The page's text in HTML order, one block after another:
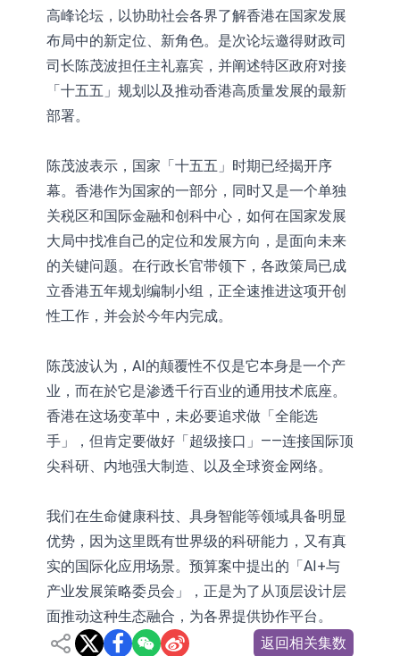
际(00496.HK)跌22.40%，九福来
(08611.HK)跌21.01%
【异动股】港股涨幅榜前十，拿森科
技(02261.HK)涨+75.05%，辰兴发展
(02286.HK)涨+64.91%
神火股份：新疆神火铝水转化率已
100%
【异动股】焦炭Ⅲ板块下挫，陕西黑
采取出具警示函措施
山金国际：港股上市工作正常推进中
高峰论坛，以协助社会各界了解香港在国家发展
布局中的新定位、新角色。是次论坛邀得财政司
司长陈茂波担任主礼嘉宾，并阐述特区政府对接
「十五五」规划以及推动香港高质量发展的最新
部署。
陈茂波表示，国家「十五五」时期已经揭开序
幕。香港作为国家的一部分，同时又是一个单独
关税区和国际金融和创科中心，如何在国家发展
大局中找准自己的定位和发展方向，是面向未来
的关键问题。在行政长官带领下，各政策局已成
立香港五年规划编制小组，正全速推进这项开创
性工作，并会於今年内完成。
陈茂波认为，AI的颠覆性不仅是它本身是一个产
业，而在於它是渗透千行百业的通用技术底座。
香港在这场变革中，未必要追求做「全能选
手」，但肯定要做好「超级接口」——连接国际顶
尖科研、内地强大制造、以及全球资金网络。
我们在生命健康科技、具身智能等领域具备明显
优势，因为这里既有世界级的科研能力，又有真
实的国际化应用场景。预算案中提出的「AI+与
产业发展策略委员会」，正是为了从顶层设计层
面推动这种生态融合，为各界提供协作平台。
返回相关集数